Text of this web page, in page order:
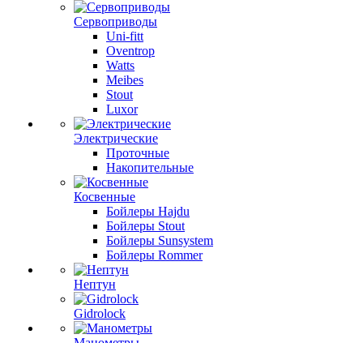
Сервоприводы
Uni-fitt
Oventrop
Watts
Meibes
Stout
Luxor
Электрические
Проточные
Накопительные
Косвенные
Бойлеры Hajdu
Бойлеры Stout
Бойлеры Sunsystem
Бойлеры Rommer
Нептун
Gidrolock